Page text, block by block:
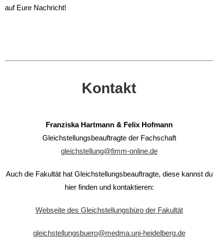
auf Eure Nachricht!
Kontakt
Franziska Hartmann & Felix Hofmann
Gleichstellungsbeauftragte der Fachschaft
gleichstellung@fimm-online.de
Auch die Fakultät hat Gleichstellungsbeauftragte, diese kannst du
hier finden und kontaktieren:
Webseite des Gleichstellungsbüro der Fakultät
gleichstellungsbuero@medma.uni-heidelberg.de